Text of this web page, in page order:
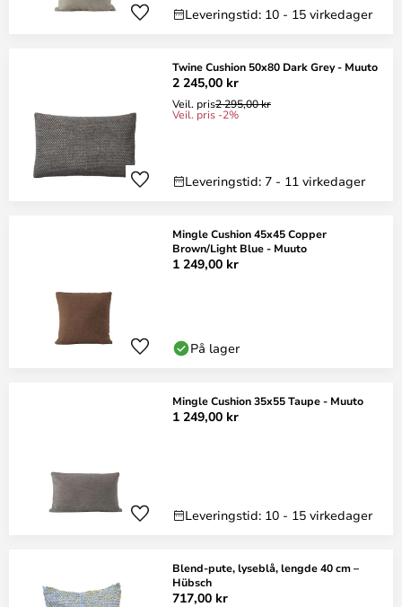
Leveringstid: 10 - 15 virkedager
Twine Cushion 50x80 Dark Grey - Muuto
2 245,00 kr
Veil. pris2 295,00 kr
Veil. pris -2%
Leveringstid: 7 - 11 virkedager
Mingle Cushion 45x45 Copper
Brown/Light Blue - Muuto
1 249,00 kr
På lager
Mingle Cushion 35x55 Taupe - Muuto
1 249,00 kr
Leveringstid: 10 - 15 virkedager
Blend-pute, lyseblå, lengde 40 cm –
Hübsch
717,00 kr